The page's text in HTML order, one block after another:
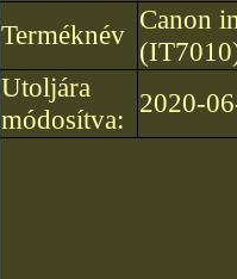
Terméknév Canon
Utoljára
módosítva:
2020-